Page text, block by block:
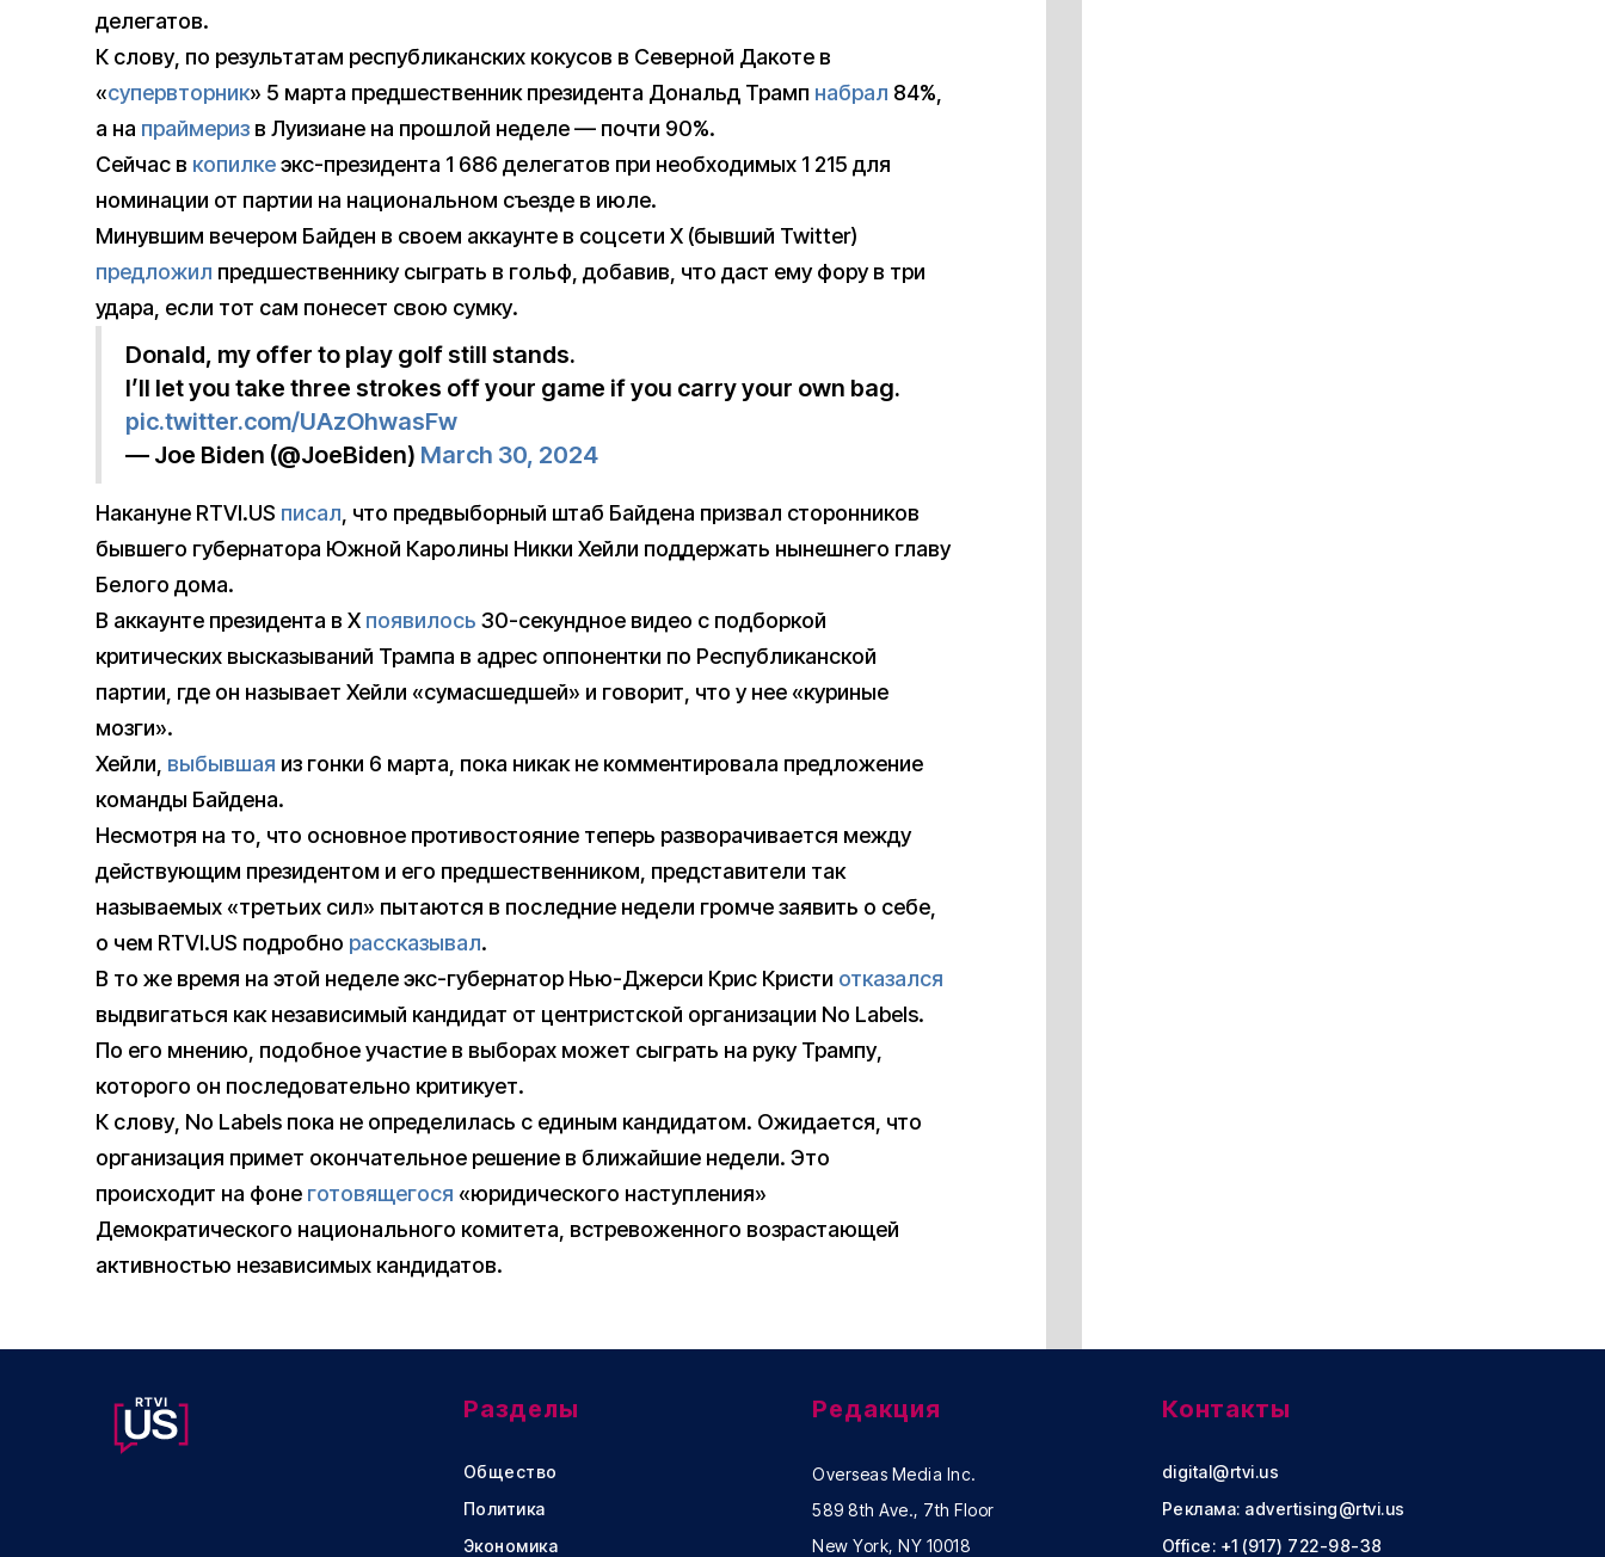
делегатов.
К слову, по результатам республиканских кокусов в Северной Дакоте в
«супервторник» 5 марта предшественник президента Дональд Трамп набрал 84%,
а на праймериз в Луизиане на прошлой неделе — почти 90%.
Сейчас в копилкеэкс-президента 1 686 делегатов при необходимых 1 215 для
номинации от партии на национальном съезде в июле.
Минувшим вечером Байден в своем аккаунте в соцсети X (бывший Twitter)
предложил предшественнику сыграть в гольф, добавив, что даст ему фору в три
удара, если тот сам понесет свою сумку.
Donald, my offer to play golf still stands.
I’ll let you take three strokes off your game if you carry your own bag.
pic.twitter.com/UAzOhwasFw
— Joe Biden (@JoeBiden) March 30, 2024
Накануне RTVI.US писал, что предвыборный штаб Байдена призвал сторонников
бывшего губернатора Южной Каролины Никки Хейли поддержать нынешнего главу
Белого дома.
В аккаунте президента в X появилось 30-секундное видео с подборкой
критических высказываний Трампа в адрес оппонентки по Республиканской
партии, где он называет Хейли «сумасшедшей» и говорит, что у нее «куриные
мозги».
Хейли, выбывшая из гонки 6 марта, пока никак не комментировала предложение
команды Байдена.
Несмотря на то, что основное противостояние теперь разворачивается между
действующим президентом и его предшественником, представители так
называемых «третьих сил» пытаются в последние недели громче заявить о себе,
о чем RTVI.US подробно рассказывал.
В то же время на этой неделе экс-губернатор Нью-Джерси Крис Кристи отказался
выдвигаться как независимый кандидат от центристской организации No Labels.
По его мнению, подобное участие в выборах может сыграть на руку Трампу,
которого он последовательно критикует.
К слову, No Labels пока не определилась с единым кандидатом. Ожидается, что
организация примет окончательное решение в ближайшие недели. Это
происходит на фоне готовящегося «юридического наступления»
Демократического национального комитета, встревоженного возрастающей
активностью независимых кандидатов.
Разделы
Общество
Политика
Экономика
Редакция
Overseas Media Inc.
589 8th Ave., 7th Floor
New York, NY 10018
Контакты
digital@rtvi.us
Реклама: advertising@rtvi.us
Office: +1 (917) 722-98-38